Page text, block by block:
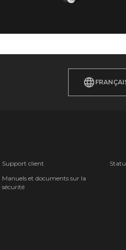
Support client
Manuels et documents sur la
sécurité